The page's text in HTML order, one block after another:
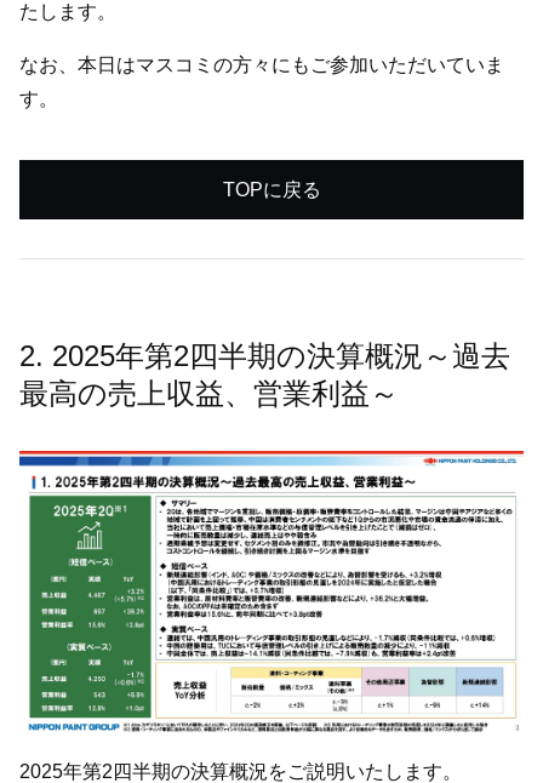
たします。
なお、本日はマスコミの方々にもご参加いただいていま
す。
TOPに戻る
2. 2025年第2四半期の決算概況～過去
最高の売上収益、営業利益～
2025年第2四半期の決算概況をご説明いたします。